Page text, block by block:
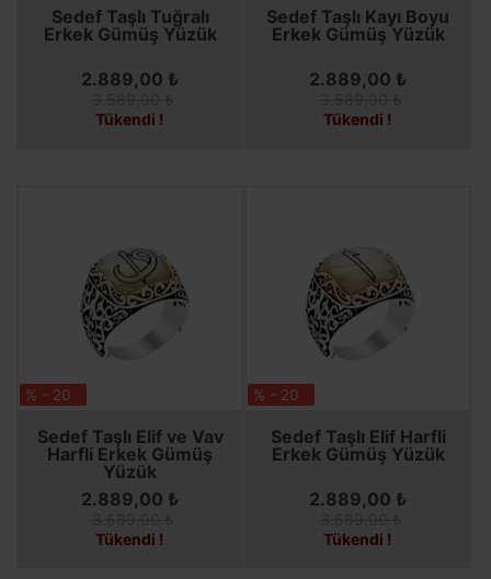
Sedef Taşlı Tuğralı
Erkek Gümüş Yüzük
SEPETE EKLE
2.889,00 ₺
Tükendi !
Sedef Taşlı Kayı Boyu
Erkek Gümüş Yüzük
SEPETE EKLE
2.889,00 ₺
Tükendi !
% - 20
Sedef Taşlı Elif ve Vav
Harfli Erkek Gümüş
Yüzük
SEPETE EKLE
2.889,00 ₺
Tükendi !
% - 20
Sedef Taşlı Elif Harfli
Erkek Gümüş Yüzük
SEPETE EKLE
2.889,00 ₺
Tükendi !